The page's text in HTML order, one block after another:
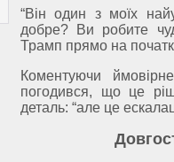
“Він один з моїх
добре? Ви робите
Трамп прямо на
Коментуючи
погодився, що це
деталь: “але це